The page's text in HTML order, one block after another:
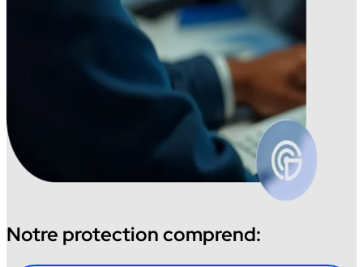
Notre protection comprend: